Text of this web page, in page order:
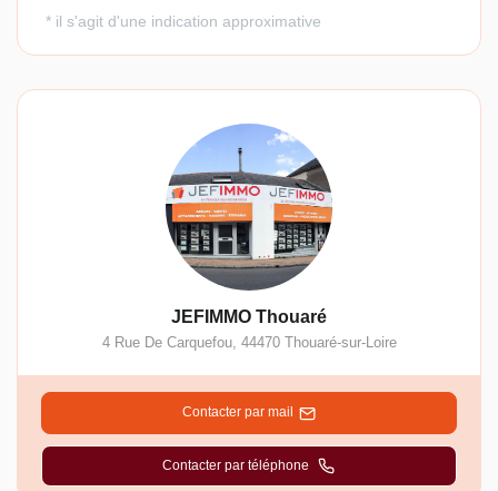
JEFIMMO Thouaré
4 Rue De Carquefou, 44470 Thouaré-sur-Loire
Contacter par mail
Contacter par téléphone